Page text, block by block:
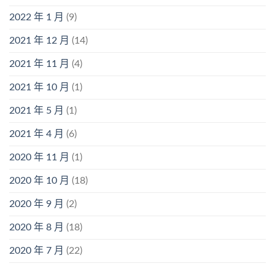
2022 年 1 月 (9)
2021 年 12 月 (14)
2021 年 11 月 (4)
2021 年 10 月 (1)
2021 年 5 月 (1)
2021 年 4 月 (6)
2020 年 11 月 (1)
2020 年 10 月 (18)
2020 年 9 月 (2)
2020 年 8 月 (18)
2020 年 7 月 (22)